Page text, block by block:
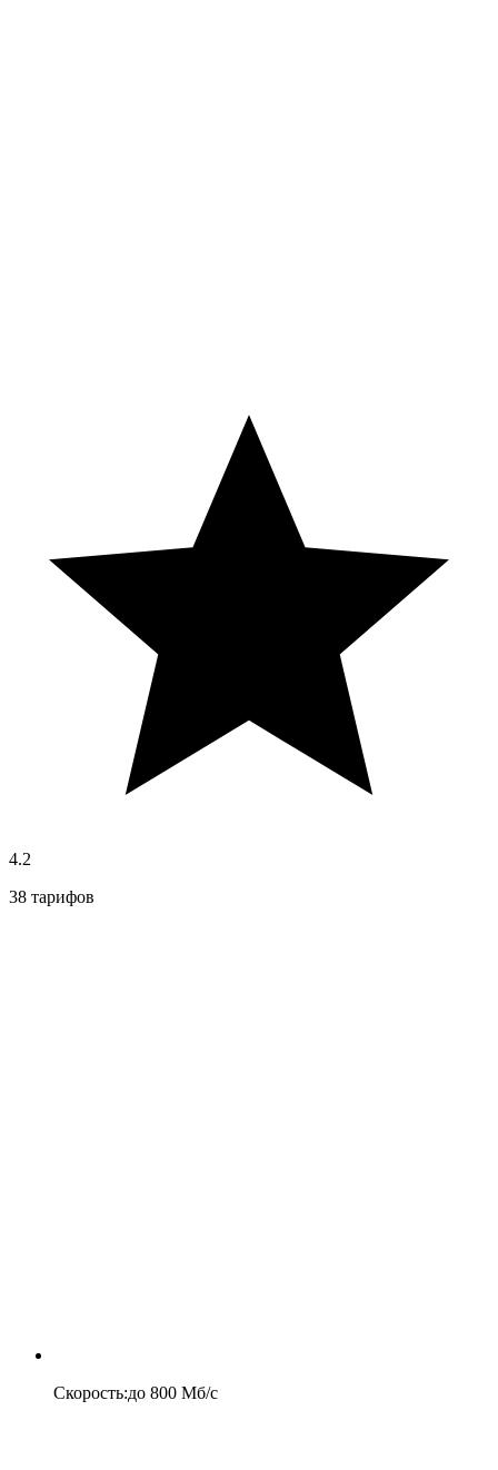
4.2
38 тарифов
Скорость:до 800 Мб/c